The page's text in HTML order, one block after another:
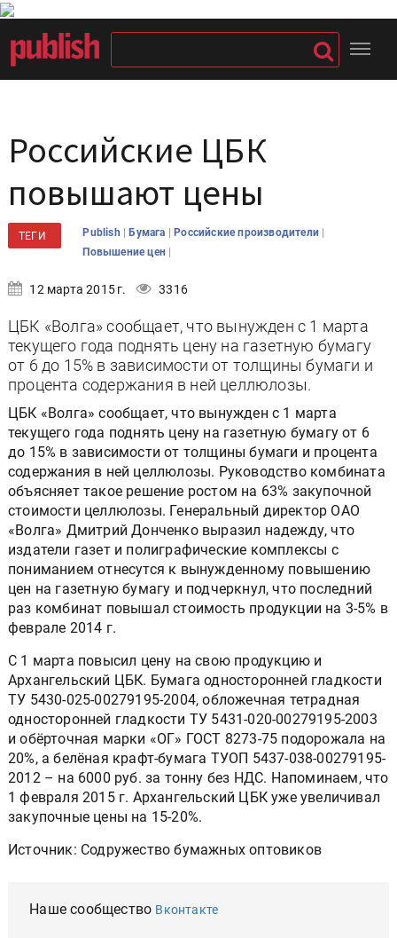
Российские ЦБК
повышают цены
ТЕГИ Publish |Бумага |Российские производители |
Повышение цен |
12 марта 2015 г. 3316
ЦБК «Волга» сообщает, что вынужден с 1 марта
текущего года поднять цену на газетную бумагу
от 6 до 15% в зависимости от толщины бумаги и
процента содержания в ней целлюлозы.
ЦБК «Волга» сообщает, что вынужден с 1 марта
текущего года поднять цену на газетную бумагу от 6
до 15% в зависимости от толщины бумаги и процента
содержания в ней целлюлозы. Руководство комбината
объясняет такое решение ростом на 63% закупочной
стоимости целлюлозы. Генеральный директор ОАО
«Волга» Дмитрий Донченко выразил надежду, что
издатели газет и полиграфические комплексы с
пониманием отнесутся к вынужденному повышению
цен на газетную бумагу и подчеркнул, что последний
раз комбинат повышал стоимость продукции на 3-5% в
феврале 2014 г.
С 1 марта повысил цену на свою продукцию и
Архангельский ЦБК. Бумага односторонней гладкости
ТУ 5430-025-00279195-2004, обложечная тетрадная
односторонней гладкости ТУ 5431-020-00279195-2003
и обёрточная марки «ОГ» ГОСТ 8273-75 подорожала на
20%, а белёная крафт-бумага ТУОП 5437-038-00279195-
2012 – на 6000 руб. за тонну без НДС. Напоминаем, что
1 февраля 2015 г. Архангельский ЦБК уже увеличивал
закупочные цены на 15-20%.
Источник: Содружество бумажных оптовиков
Наше сообщество Вконтакте